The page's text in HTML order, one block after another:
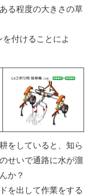
る程度の大きさの草
付けることによ
をしていると、知ら
せいで通路に水が溜
か？
を出して作業をする